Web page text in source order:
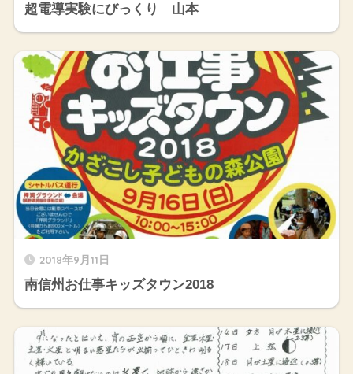
超電導実験にびっくり 山本
2018年9月11日
南信州お仕事キッズタウン2018